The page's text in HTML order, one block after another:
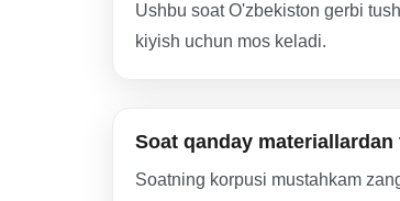
Ushbu soat O'zbekiston gerbi
kiyish uchun mos keladi.
Soat qanday
Soatning korpusi mustahkam